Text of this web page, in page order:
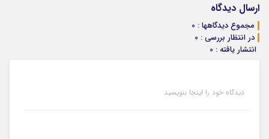
تخفیف
ارسال دیدگاه
مجموع دیدگاهها : 0
در انتظار بررسی : 0
انتشار یافته : 0
دیدگاه خود را اینجا بنویسید